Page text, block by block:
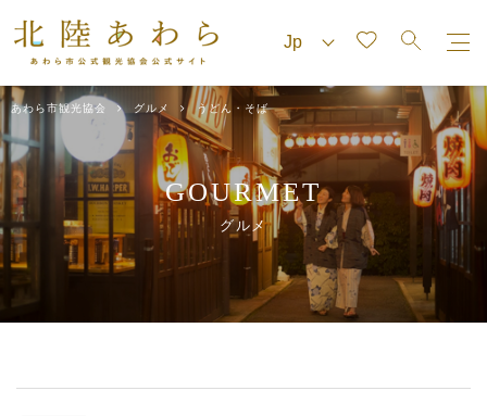
あわら市観光協会 グルメ うどん・そば
GOURMET
グルメ